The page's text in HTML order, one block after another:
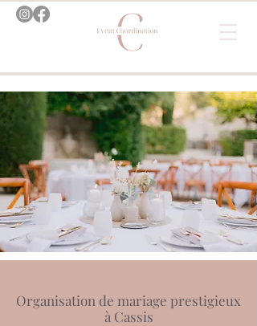
Organisation de mariage prestigieux
à Cassis